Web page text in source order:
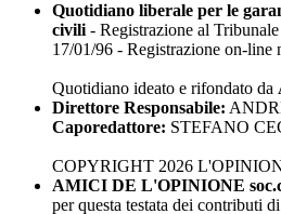
Quotidiano liberale per le
civili - Registrazione al
17/01/96 - Registrazione on-line
Quotidiano ideato e rifondato da
Direttore Responsabile:
Caporedattore: STEFANO
COPYRIGHT 2026
AMICI DE L'OPINIONE
per questa testata dei contributi